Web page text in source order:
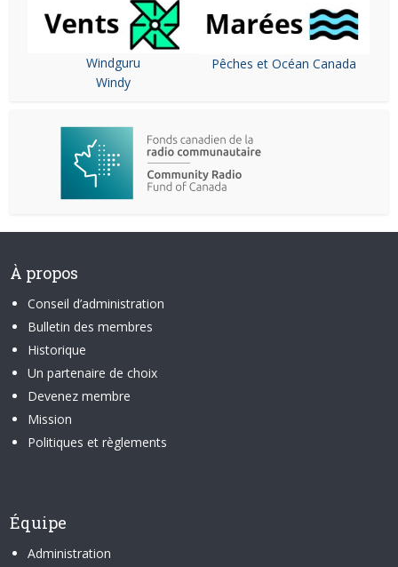
Windguru
Windy
Pêches et Océan Canada
À propos
Conseil d’administration
Bulletin des membres
Historique
Un partenaire de choix
Devenez membre
Mission
Politiques et règlements
Équipe
Administration